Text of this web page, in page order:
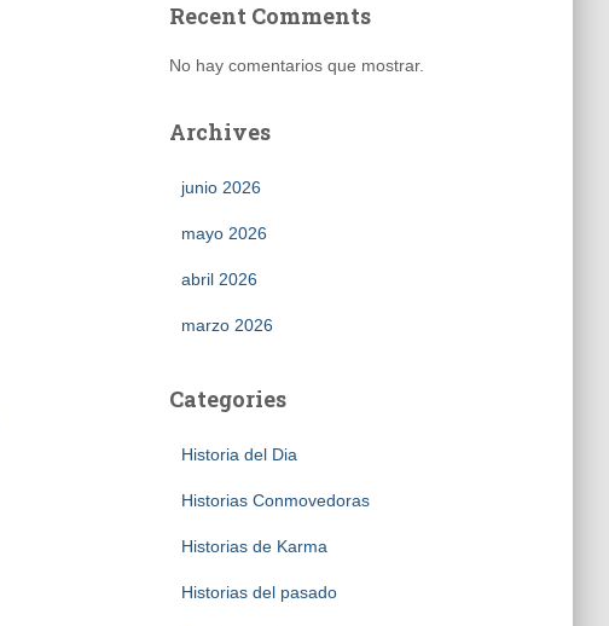
Recent Comments
No hay comentarios que mostrar.
Archives
junio 2026
mayo 2026
abril 2026
marzo 2026
Categories
Historia del Dia
Historias Conmovedoras
Historias de Karma
Historias del pasado